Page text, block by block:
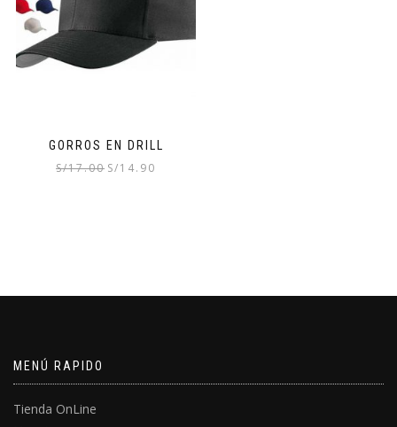
GORROS EN DRILL
S/17.00 El
S/14.90
MENÚ RAPIDO
Tienda OnLine